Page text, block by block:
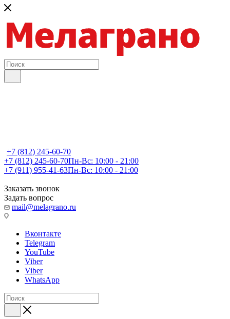
+7 (812) 245-60-70
+7 (812) 245-60-70Пн-Вс: 10:00 - 21:00
+7 (911) 955-41-63Пн-Вс: 10:00 - 21:00
Заказать звонок
Задать вопрос
mail@melagrano.ru
Вконтакте
Telegram
YouTube
Viber
Viber
WhatsApp